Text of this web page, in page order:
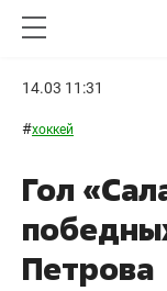
14.03 11:31
#хоккей
Гол
Петрова